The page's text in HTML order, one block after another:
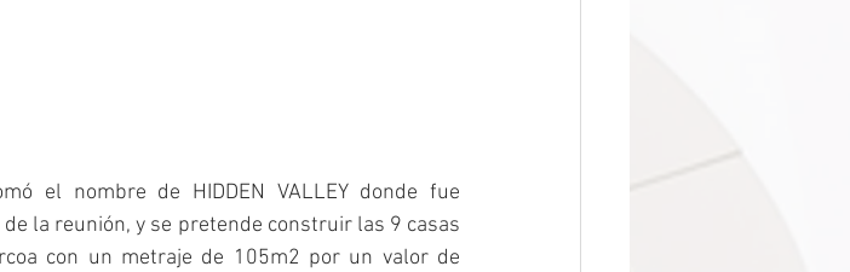
el nombre de HIDDEN VALLEY donde fue
la reunión, y se pretende construir las 9 casas
con un metraje de 105m2 por un valor de